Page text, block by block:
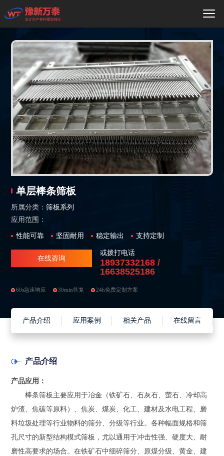
单层棒条筛板
所属分类：筛板系列
应用范围：
性能可靠 坚固耐用 稳定输出 支持定制
在线咨询
或拨打电话
18937332168 /
16638525186
60s急速响应 30min答复 24h免费定制方案
产品介绍 应用案例 相关产品 在线留言
产品介绍
产品应用：
棒条筛板主要应用于冶金（铁矿石、石灰石、萤石、冷却高
炉渣、焦碳等原料）、焦炭、煤炭、化工、建材及水电工程、磨
料垃圾处理等行业物料的筛分、分级等行业。各种幅面规格和筛
孔尺寸的新型结构模式筛板，尤以通用于冲击性强、硬度大、耐
磨性高要求的场合。在铁矿石中细碎筛分、原煤分级、黄金、建